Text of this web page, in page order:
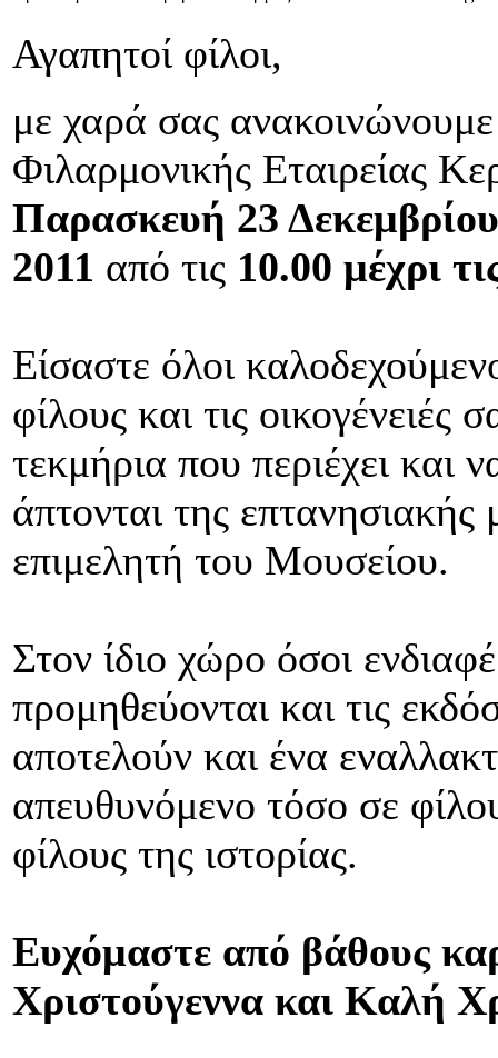
Αγαπητοί φίλοι,
με χαρά σας
Φιλαρμονικής Εταιρείας
Παρασκευή 23 Δεκεμβρίου
2011 από τις 10.00 μέχρι
Είσαστε όλοι
φίλους και τις οικογένειές
τεκμήρια που περιέχει και
άπτονται της επτανησιακής
επιμελητή του Μουσείου.
Στον ίδιο χώρο όσοι
προμηθεύονται και τις
αποτελούν και ένα
απευθυνόμενο τόσο σε
φίλους της ιστορίας.
Ευχόμαστε από βάθους
Χριστούγεννα και Καλή